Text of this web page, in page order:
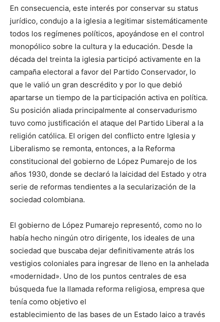
En consecuencia, este interés por conservar su status
jurídico, condujo a la iglesia a legitimar sistemáticamente
todos los regímenes políticos, apoyándose en el control
monopólico sobre la cultura y la educación. Desde la
década del treinta la iglesia participó activamente en la
campaña electoral a favor del Partido Conservador, lo
que le valió un gran descrédito y por lo que debió
apartarse un tiempo de la participación activa en política.
Su posición aliada principalmente al conservadurismo
tuvo como justificación el ataque del Partido Liberal a la
religión católica. El origen del conflicto entre Iglesia y
Liberalismo se remonta, entonces, a la Reforma
constitucional del gobierno de López Pumarejo de los
años 1930, donde se declaró la laicidad del Estado y otra
serie de reformas tendientes a la secularización de la
sociedad colombiana.
El gobierno de López Pumarejo representó, como no lo
había hecho ningún otro dirigente, los ideales de una
sociedad que buscaba dejar definitivamente atrás los
vestigios coloniales para ingresar de lleno en la anhelada
«modernidad». Uno de los puntos centrales de esa
búsqueda fue la llamada reforma religiosa, empresa que
tenía como objetivo el
establecimiento de las bases de un Estado laico a través